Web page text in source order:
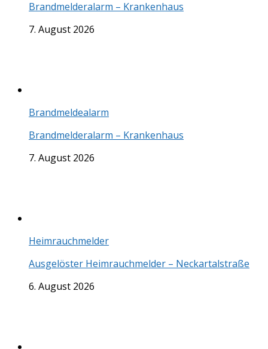
Brandmelderalarm – Krankenhaus
7. August 2026
Brandmeldealarm
Brandmelderalarm – Krankenhaus
7. August 2026
Heimrauchmelder
Ausgelöster Heimrauchmelder – Neckartalstraße
6. August 2026